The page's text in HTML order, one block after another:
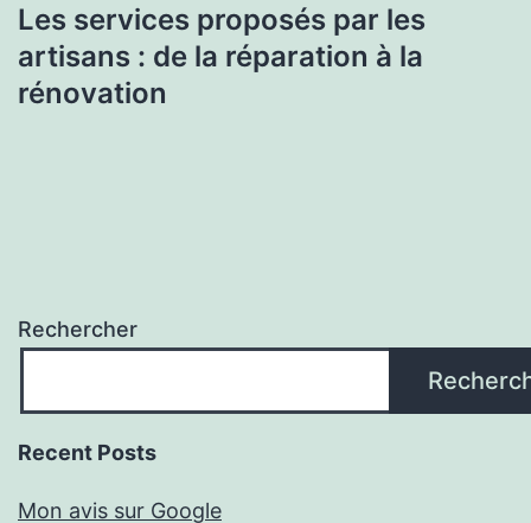
Les services proposés par les
artisans : de la réparation à la
rénovation
Rechercher
Recent Posts
Mon avis sur Google